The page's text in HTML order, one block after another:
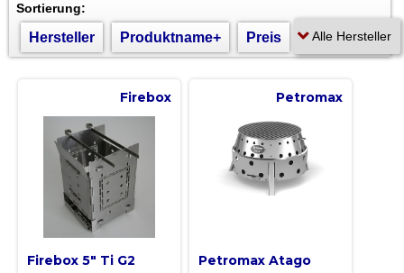
Sortierung:
Hersteller Produktname+ Preis
Firebox
Firebox 5" Ti G2
Petromax
Petromax Atago